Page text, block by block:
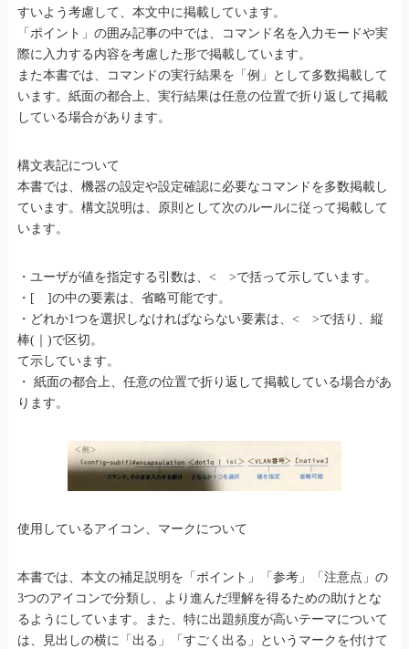
すいよう考慮して、本文中に掲載しています。
「ポイント」の囲み記事の中では、コマンド名を入力モードや実
際に入力する内容を考慮した形で掲載しています。
また本書では、コマンドの実行結果を「例」として多数掲載して
います。紙面の都合上、実行結果は任意の位置で折り返して掲載
している場合があります。
構文表記について
本書では、機器の設定や設定確認に必要なコマンドを多数掲載し
ています。構文説明は、原則として次のルールに従って掲載して
います。
・ユーザが値を指定する引数は、< >で括って示しています。
・[ ]の中の要素は、省略可能です。
・どれか1つを選択しなければならない要素は、< >で括り、縦
棒(｜)で区切。
て示しています。
・ 紙面の都合上、任意の位置で折り返して掲載している場合があ
ります。
使用しているアイコン、マークについて
本書では、本文の補足説明を「ポイント」「参考」「注意点」の
3つのアイコンで分類し、より進んだ理解を得るための助けとな
るようにしています。また、特に出題頻度が高いテーマについて
は、見出しの横に「出る」「すごく出る」というマークを付けて